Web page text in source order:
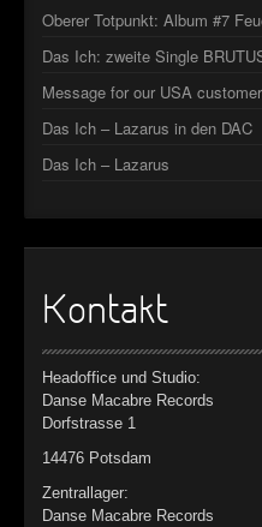
Oberer Totpunkt: Album #7
Das Ich: zweite Single
Message for our USA
Das Ich – Lazarus in den DAC
Das Ich – Lazarus
Kontakt
Headoffice und Studio:
Danse Macabre Records
Dorfstrasse 1
14476 Potsdam
Zentrallager:
Danse Macabre Records